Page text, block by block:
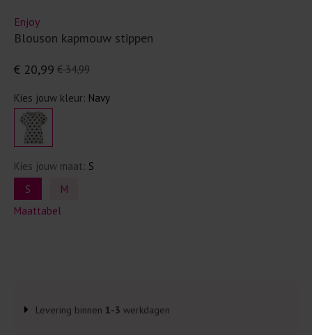
Enjoy
Blouson kapmouw stippen
€ 34,99
€ 20,99
Kies jouw kleur: Navy
Kies jouw maat: S
S
M
Maattabel
Levering binnen 1-3 werkdagen